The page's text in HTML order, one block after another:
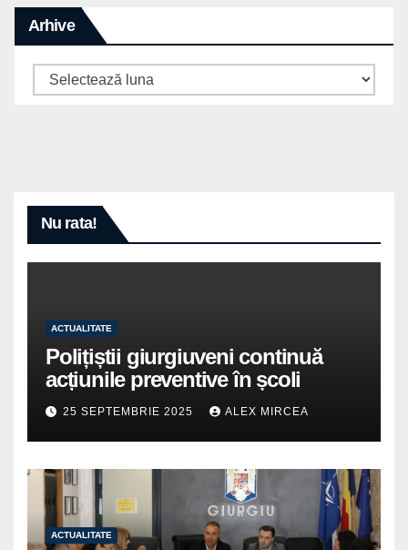
Arhive
Arhive
Nu rata!
ACTUALITATE
Polițiștii giurgiuveni continuă
acțiunile preventive în școli
25 SEPTEMBRIE 2025 ALEX MIRCEA
ACTUALITATE